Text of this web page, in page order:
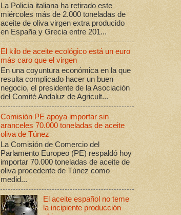
La Policía italiana ha retirado este
miércoles más de 2.000 toneladas de
aceite de oliva virgen extra producido
en España y Grecia entre 201...
El kilo de aceite ecológico está un euro
más caro que el virgen
En una coyuntura económica en la que
resulta complicado hacer un buen
negocio, el presidente de la Asociación
del Comité Andaluz de Agricult...
Comisión PE apoya importar sin
aranceles 70.000 toneladas de aceite
oliva de Túnez
La Comisión de Comercio del
Parlamento Europeo (PE) respaldó hoy
importar 70.000 toneladas de aceite de
oliva procedente de Túnez como
medid...
El aceite español no teme
la incipiente producción